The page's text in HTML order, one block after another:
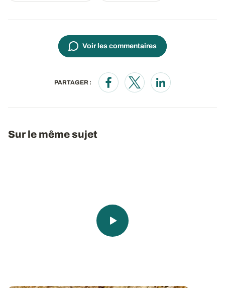
Voir les commentaires
PARTAGER :
Opens in a new window
Opens in a new window
Opens in a new
Sur le même sujet